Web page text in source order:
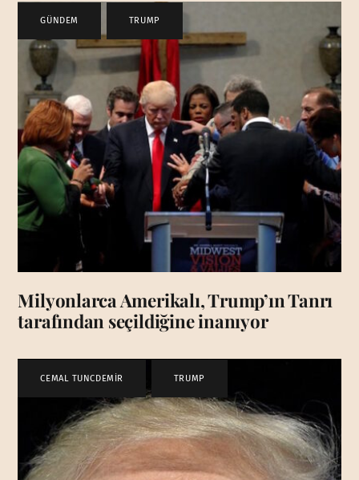
GÜNDEM TRUMP
Milyonlarca Amerikalı, Trump’ın Tanrı
tarafından seçildiğine inanıyor
CEMAL TUNCDEMİR TRUMP